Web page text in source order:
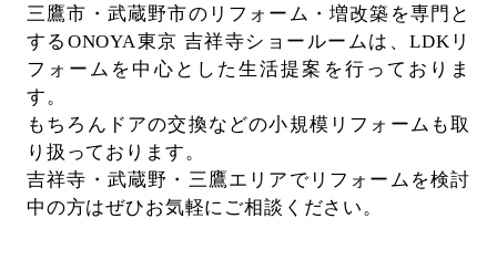
三鷹市・武蔵野市のリフォーム・増改築を専門と
するONOYA東京 吉祥寺ショールームは、LDKリ
フォームを中心とした生活提案を行っておりま
す。
もちろんドアの交換などの小規模リフォームも取
り扱っております。
吉祥寺・武蔵野・三鷹エリアでリフォームを検討
中の方はぜひお気軽にご相談ください。